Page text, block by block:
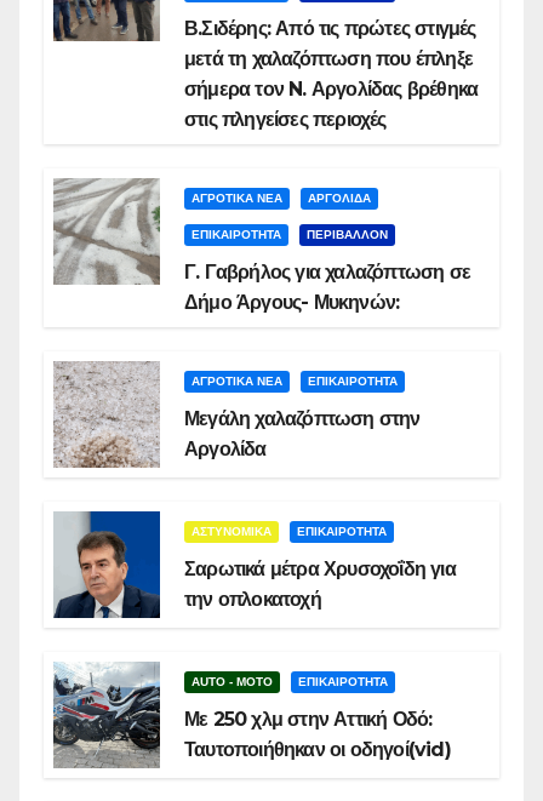
Β.Σιδέρης: Από τις πρώτες στιγμές
μετά τη χαλαζόπτωση που έπληξε
σήμερα τον N. Αργολίδας βρέθηκα
στις πληγείσες περιοχές
ΑΓΡΟΤΙΚΑ ΝΕΑ ΑΡΓΟΛΙΔΑ
ΕΠΙΚΑΙΡΟΤΗΤΑ ΠΕΡΙΒΑΛΛΟΝ
Γ. Γαβρήλος για χαλαζόπτωση σε
Δήμο Άργους- Μυκηνών:
ΑΓΡΟΤΙΚΑ ΝΕΑ ΕΠΙΚΑΙΡΟΤΗΤΑ
Μεγάλη χαλαζόπτωση στην
Αργολίδα
ΑΣΤΥΝΟΜΙΚΑ ΕΠΙΚΑΙΡΟΤΗΤΑ
Σαρωτικά μέτρα Χρυσοχοΐδη για
την οπλοκατοχή
AUTO - MOTO ΕΠΙΚΑΙΡΟΤΗΤΑ
Με 250 χλμ στην Αττική Οδό:
Ταυτοποιήθηκαν οι οδηγοί(vid)